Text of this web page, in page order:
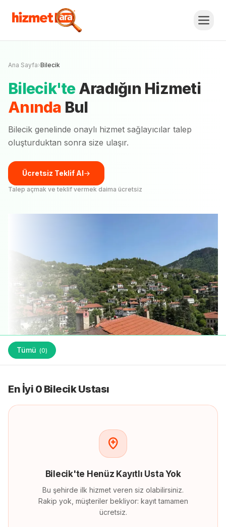
Ana Sayfa›Bilecik
Bilecik'te Aradığın Hizmeti
Anında Bul
Bilecik genelinde onaylı hizmet sağlayıcılar talep
oluşturduktan sonra size ulaşır.
Ücretsiz Teklif Al
Talep açmak ve teklif vermek daima ücretsiz
Tümü (0)
En İyi 0 Bilecik Ustası
Bilecik'te Henüz Kayıtlı Usta Yok
Bu şehirde ilk hizmet veren siz olabilirsiniz.
Rakip yok, müşteriler bekliyor: kayıt tamamen
ücretsiz.